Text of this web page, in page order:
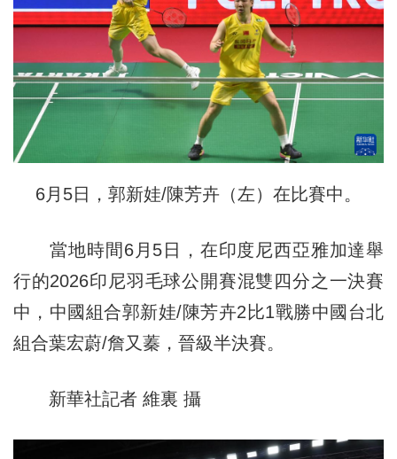
6月5日，郭新娃/陳芳卉（左）在比賽中。
當地時間6月5日，在印度尼西亞雅加達舉
行的2026印尼羽毛球公開賽混雙四分之一決賽
中，中國組合郭新娃/陳芳卉2比1戰勝中國台北
組合葉宏蔚/詹又蓁，晉級半決賽。
新華社記者 維裏 攝